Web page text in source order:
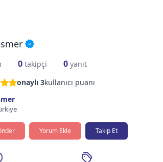
0 takipçi 0 yanıt
onaylı 3kullanıcı puanı
Yorum Ekle Takip Et